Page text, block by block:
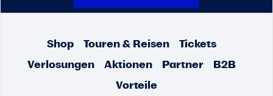
Shop Touren & Reisen
Tickets
Verlosungen
Aktionen Partner
B2B
Vorteile